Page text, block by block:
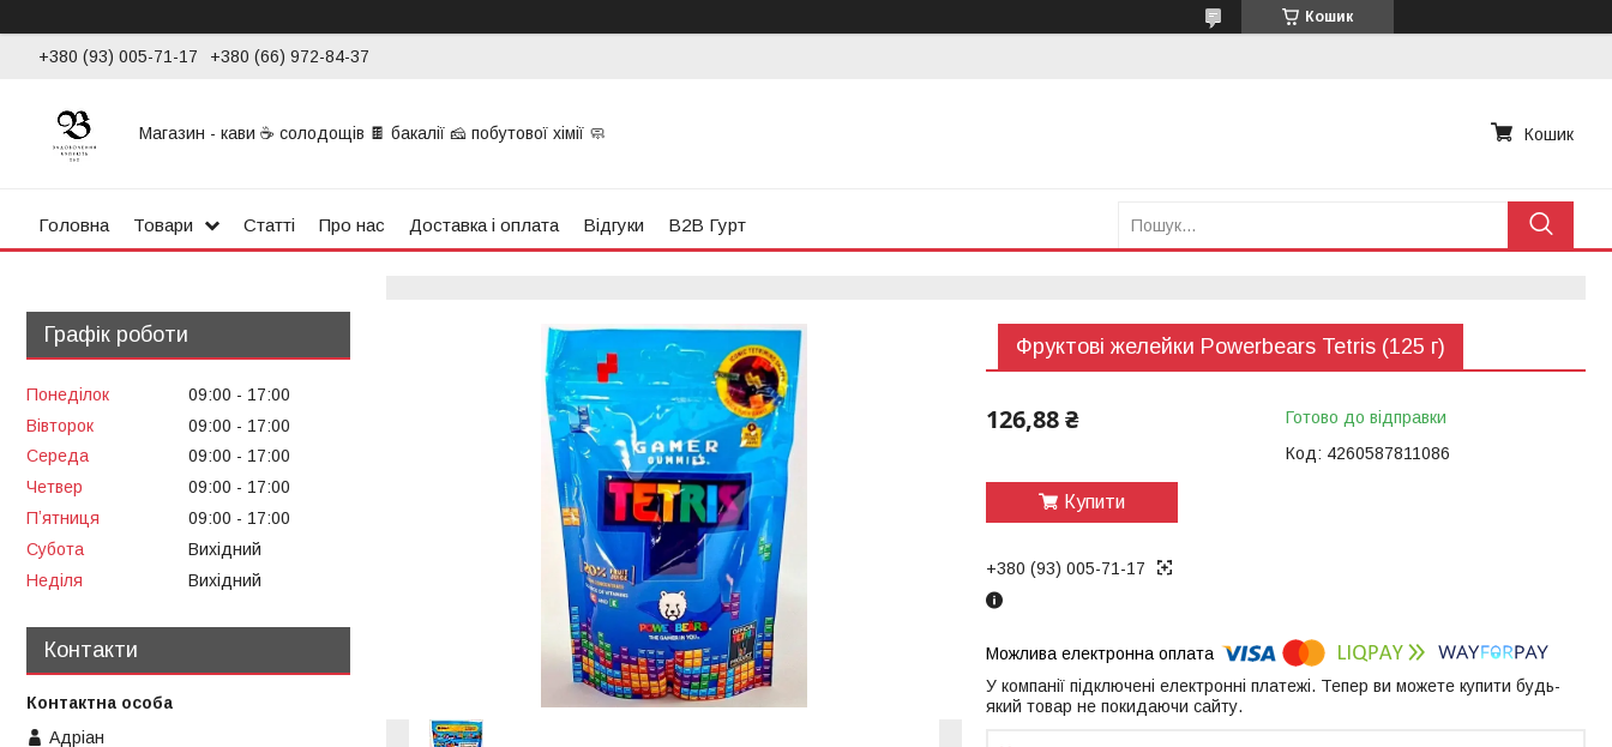
Кошик
+380 (93) 005-71-17 +380 (66) 972-84-37
Магазин - кави ☕ солодощів 🍫 бакалії 🧀 побутової хімії 🧼 Кошик
Головна Товари Статті Про нас Доставка і оплата Відгуки B2B Гурт
Фруктові желейки Powerbears Tetris (125 г)
126,88 ₴
Готово до відправки
Код: 4260587811086
Купити
+380 (93) 005-71-17
У компанії підключені електронні платежі. Тепер ви можете купити будь-
який товар не покидаючи сайту.
Графік роботи
Понеділок 09:00
17:00
Вівторок
09:00
17:00
Середа
09:00
17:00
Четвер
09:00
17:00
Пʼятниця
09:00
17:00
Субота
Вихідний
Неділя
Вихідний
Контакти
Адріан